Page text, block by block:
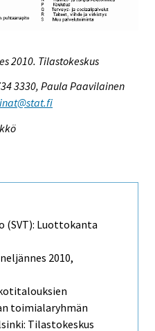
2010. Tilastokeskus
3330, Paula Paavilainen
(SVT): Luottokanta
2010,
toimialaryhmän
Tilastokeskus